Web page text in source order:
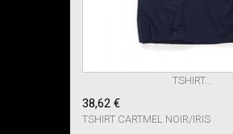
TSHIRT...
38,62 €
TSHIRT CARTMEL NOIR/IRIS